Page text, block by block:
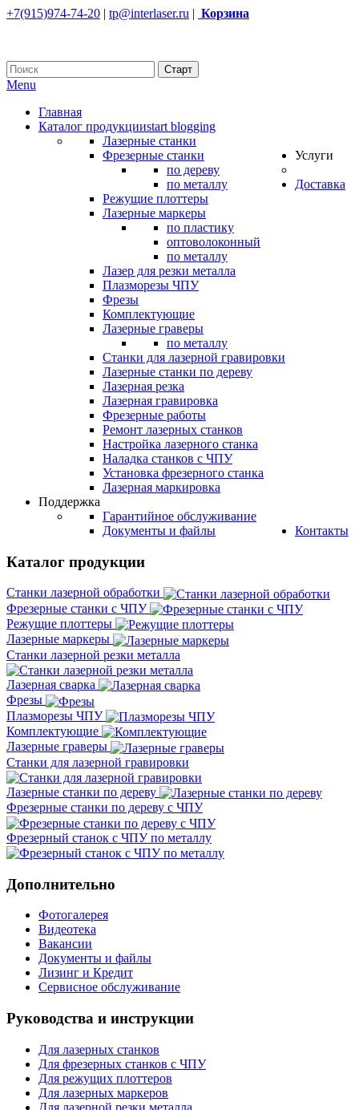
+7(915)974-74-20 | tp@interlaser.ru | Корзина
Menu
Главная
Каталог продукцииstart blogging
Лазерные станки
Фрезерные станки
по дереву
по металлу
Режущие плоттеры
Лазерные маркеры
по пластику
оптоволоконный
по металлу
Лазер для резки металла
Плазморезы ЧПУ
Фрезы
Комплектующие
Лазерные граверы
по металлу
Станки для лазерной гравировки
Лазерные станки по дереву
Услуги
Лазерная резка
Лазерная гравировка
Фрезерные работы
Ремонт лазерных станков
Настройка лазерного станка
Наладка станков с ЧПУ
Установка фрезерного станка
Лазерная маркировка
Доставка
Поддержка
Гарантийное обслуживание
Документы и файлы
Контакты
Каталог продукции
Станки лазерной обработки
Фрезерные станки с ЧПУ
Режущие плоттеры
Лазерные маркеры
Станки лазерной резки металла
Лазерная сварка
Фрезы
Плазморезы ЧПУ
Комплектующие
Лазерные граверы
Станки для лазерной гравировки
Лазерные станки по дереву
Фрезерные станки по дереву с ЧПУ
Фрезерный станок с ЧПУ по металлу
Дополнительно
Фотогалерея
Видеотека
Вакансии
Документы и файлы
Лизинг и Кредит
Сервисное обслуживание
Руководства и инструкции
Для лазерных станков
Для фрезерных станков с ЧПУ
Для режущих плоттеров
Для лазерных маркеров
Для лазерной резки металла